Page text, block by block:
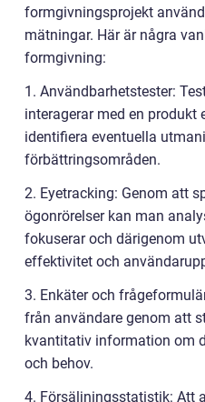
formgivningsprojekt
mätningar. Här är några
formgivning:
1. Användbarhetstester:
interagerar med en produkt
identifiera eventuella
förbättringsområden.
2. Eyetracking: Genom att
ögonrörelser kan man
fokuserar och därigenom
effektivitet och
3. Enkäter och
från användare genom att
kvantitativ information om
och behov.
4. Försäljningsstatistik: Att